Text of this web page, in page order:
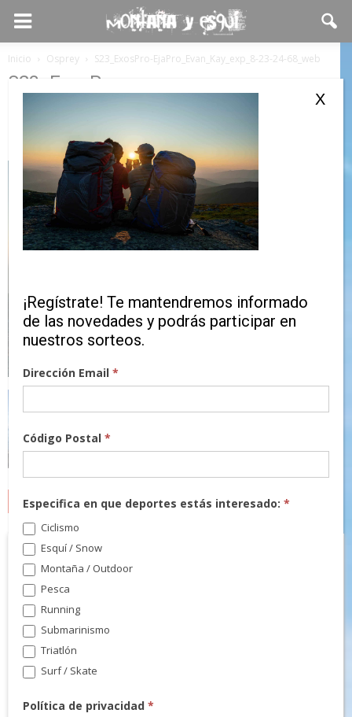
Inicio Osprey S23_ExosPro-EjaPro_Evan_Kay_exp_8-23-24-68_web
S23_ExosPro-
EjaPro_Evan_Kay_exp_8-23-24-
68_web
MARCAS
¡Regístrate! Te mantendremos informado
de las novedades y podrás participar en
nuestros sorteos.
Dirección Email*
Código Postal*
Especifica en que deportes estás interesado:*
Ciclismo
Esquí / Snow
Montaña / Outdoor
Pesca
Running
Submarinismo
Triatlón
Surf / Skate
Política de privacidad*
X